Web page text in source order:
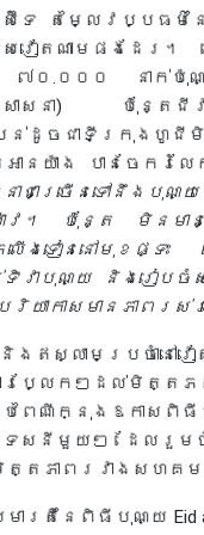
េ តម្លៃវប្បធម៌ន
តណាមផងដែរ។ ទ
៧០.០០០ នាក់ប៉ុណ្
ាសនា) ប៉ុន្តែជីវ
បន់ដូចជាទីក្រុងហូជី
នយ៉ាង បានចែករំលែក
នាជាច្រើនទៅនឹងបុ
ាវ។ ប៉ុន្តែ មិនម
ងទៀននៅមុខផ្ទះ
ទិវាបុណ្យ និងរៀបចំ
ាកាសមានភាពរស់
ងឥស្លាមប្រចាំនៅ
រប្លែកៗដល់មិត្ត
ៃណីក្នុងឱកាសពិ
សនីមួយៗ ដែលរួម
តភាពរវាងសហគ
តីនៃពិធីបុណ្យ Eid